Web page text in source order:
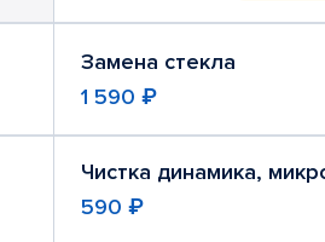
Замена стекла
1 590 ₽
Чистка динамика,
590 ₽